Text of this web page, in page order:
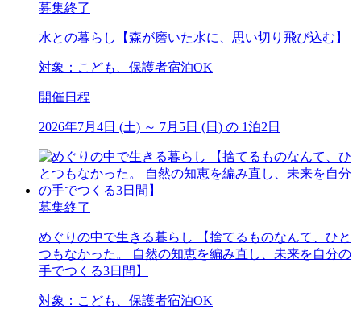
募集終了
水との暮らし【森が磨いた水に、思い切り飛び込む】
対象：こども、保護者宿泊OK
開催日程
2026年7月4日 (土) ～ 7月5日 (日) の 1泊2日
募集終了
めぐりの中で生きる暮らし 【捨てるものなんて、ひと
つもなかった。 自然の知恵を編み直し、未来を自分の
手でつくる3日間】
対象：こども、保護者宿泊OK